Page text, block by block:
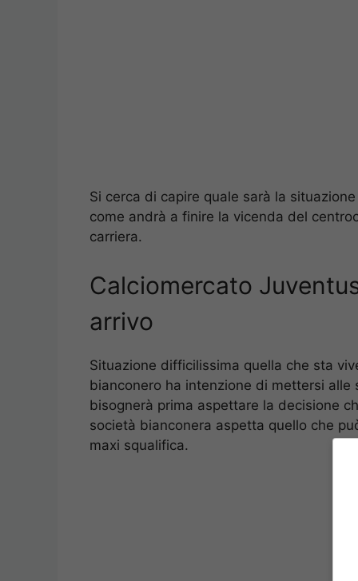
Si cerca di capire quale sarà la
come andrà a finire la vicenda del
carriera.
Calciomercato
arrivo
Situazione difficilissima quella che sta
bianconero ha intenzione di mettersi
bisognerà prima aspettare la decisione
società bianconera aspetta quello che
maxi squalifica.